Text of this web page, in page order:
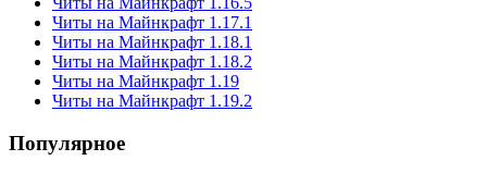
Читы на Майнкрафт 1.17.1
Читы на Майнкрафт 1.18.1
Читы на Майнкрафт 1.18.2
Читы на Майнкрафт 1.19
Читы на Майнкрафт 1.19.2
Популярное